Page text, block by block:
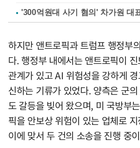
'300억원대 사기 혐의' 차가원 대
하지만 앤트로픽과 트럼프 행정부
다. 행정부 내에서는 앤트로픽이
관계가 있고 AI 위험성을 강하게
신하는 기류가 있었다. 양측은 군
도 갈등을 빚어 왔으며, 미 국방부
픽을 안보상 위험이 있는 업체로
이에 맞서 두 건의 소송을 진행 중